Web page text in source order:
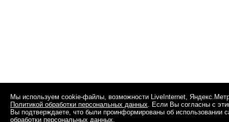
Мы используем cookie-файлы, возможности LiveInternet,
Политикой обработки персональных данных. Если Вы согласны с
Вы подтверждаете, что были проинформированы об
обработки персональных данных.